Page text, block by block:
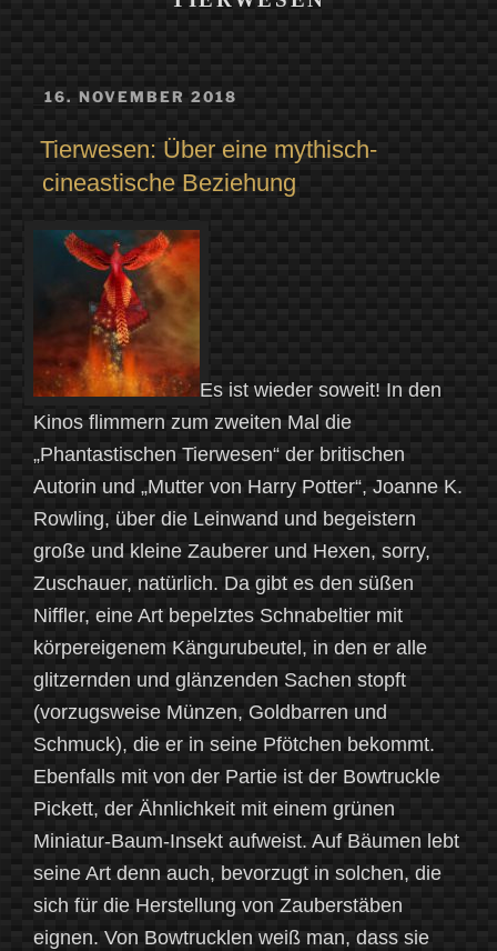
VERÖFFENTLICHT
16. NOVEMBER 2018
Tierwesen: Über eine mythisch-
cineastische Beziehung
Es ist wieder soweit! In den
Kinos flimmern zum zweiten Mal die
„Phantastischen Tierwesen“ der britischen
Autorin und „Mutter von Harry Potter“, Joanne K.
Rowling, über die Leinwand und begeistern
große und kleine Zauberer und Hexen, sorry,
Zuschauer, natürlich. Da gibt es den süßen
Niffler, eine Art bepelztes Schnabeltier mit
körpereigenem Kängurubeutel, in den er alle
glitzernden und glänzenden Sachen stopft
(vorzugsweise Münzen, Goldbarren und
Schmuck), die er in seine Pfötchen bekommt.
Ebenfalls mit von der Partie ist der Bowtruckle
Pickett, der Ähnlichkeit mit einem grünen
Miniatur-Baum-Insekt aufweist. Auf Bäumen lebt
seine Art denn auch, bevorzugt in solchen, die
sich für die Herstellung von Zauberstäben
eignen. Von Bowtrucklen weiß man, dass sie